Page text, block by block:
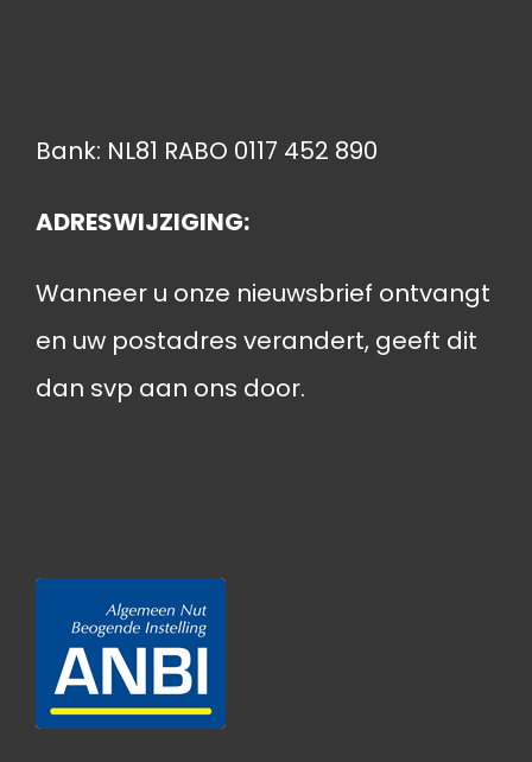
Bank: NL81 RABO 0117 452 890
ADRESWIJZIGING:
Wanneer u onze nieuwsbrief ontvangt
en uw postadres verandert, geeft dit
dan svp aan ons door.